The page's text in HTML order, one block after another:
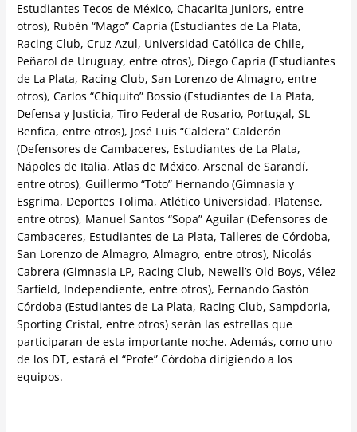
Estudiantes Tecos de México, Chacarita Juniors, entre
otros), Rubén “Mago” Capria (Estudiantes de La Plata,
Racing Club, Cruz Azul, Universidad Católica de Chile,
Peñarol de Uruguay, entre otros), Diego Capria (Estudiantes
de La Plata, Racing Club, San Lorenzo de Almagro, entre
otros), Carlos “Chiquito” Bossio (Estudiantes de La Plata,
Defensa y Justicia, Tiro Federal de Rosario, Portugal, SL
Benfica, entre otros), José Luis “Caldera” Calderón
(Defensores de Cambaceres, Estudiantes de La Plata,
Nápoles de Italia, Atlas de México, Arsenal de Sarandí,
entre otros), Guillermo “Toto” Hernando (Gimnasia y
Esgrima, Deportes Tolima, Atlético Universidad, Platense,
entre otros), Manuel Santos “Sopa” Aguilar (Defensores de
Cambaceres, Estudiantes de La Plata, Talleres de Córdoba,
San Lorenzo de Almagro, Almagro, entre otros), Nicolás
Cabrera (Gimnasia LP, Racing Club, Newell’s Old Boys, Vélez
Sarfield, Independiente, entre otros), Fernando Gastón
Córdoba (Estudiantes de La Plata, Racing Club, Sampdoria,
Sporting Cristal, entre otros) serán las estrellas que
participaran de esta importante noche. Además, como uno
de los DT, estará el “Profe” Córdoba dirigiendo a los
equipos.